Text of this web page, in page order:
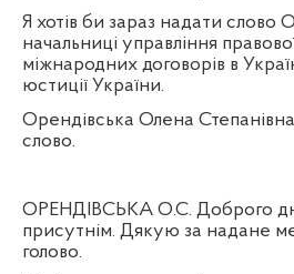
Я хотів би зараз надати слово
начальниці управління
міжнародних договорів в
юстиції України.
Орендівська Олена
слово.
ОРЕНДІВСЬКА О.С. Доброго
присутнім. Дякую за надане
голово.